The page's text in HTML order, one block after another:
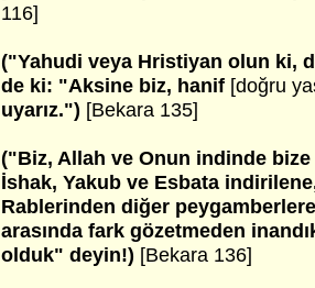
116]
("Yahudi veya Hristiyan olun ki,
de ki: "Aksine biz, hanif [doğru
uyarız.") [Bekara 135]
("Biz, Allah ve Onun indinde
İshak, Yakub ve Esbata
Rablerinden diğer
arasında fark gözetmeden
olduk" deyin!) [Bekara 136]